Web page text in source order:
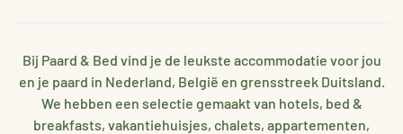
Bij Paard & Bed vind je de leukste accommodatie voor jou
en je paard in Nederland, België en grensstreek Duitsland.
We hebben een selectie gemaakt van hotels, bed &
breakfasts, vakantiehuisjes, chalets, appartementen,